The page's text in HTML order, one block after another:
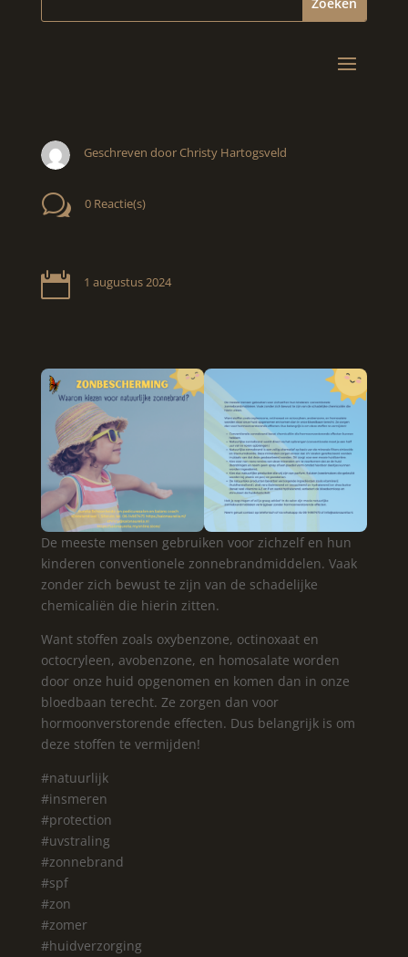
Geschreven door Christy Hartogsveld
w 0 Reactie(s)
 1 augustus 2024
De meeste mensen gebruiken voor zichzelf en hun
kinderen conventionele zonnebrandmiddelen. Vaak
zonder zich bewust te zijn van de schadelijke
chemicaliën die hierin zitten.
Want stoffen zoals oxybenzone, octinoxaat en
octocryleen, avobenzone, en homosalate worden
door onze huid opgenomen en komen dan in onze
bloedbaan terecht. Ze zorgen dan voor
hormoonverstorende effecten. Dus belangrijk is om
deze stoffen te vermijden!
#natuurlijk
#insmeren
#protection
#uvstraling
#zonnebrand
#spf
#zon
#zomer
#huidverzorging